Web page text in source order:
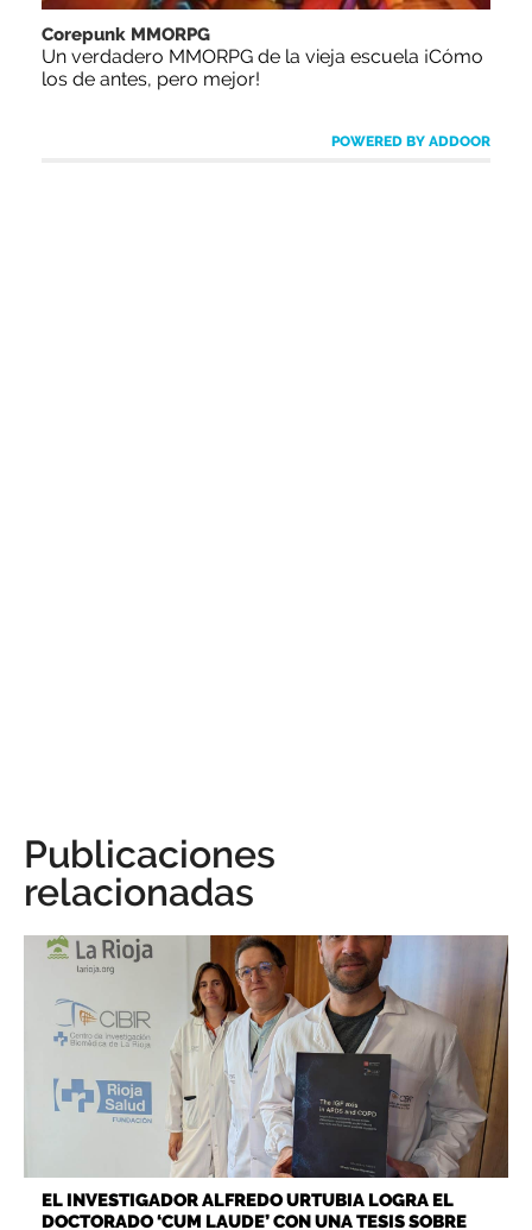
Corepunk MMORPG
Un verdadero MMORPG de la vieja escuela ¡Cómo
los de antes, pero mejor!
POWERED BY ADDOOR
Publicaciones
relacionadas
EL INVESTIGADOR ALFREDO URTUBIA LOGRA EL
DOCTORADO ‘CUM LAUDE’ CON UNA TESIS SOBRE